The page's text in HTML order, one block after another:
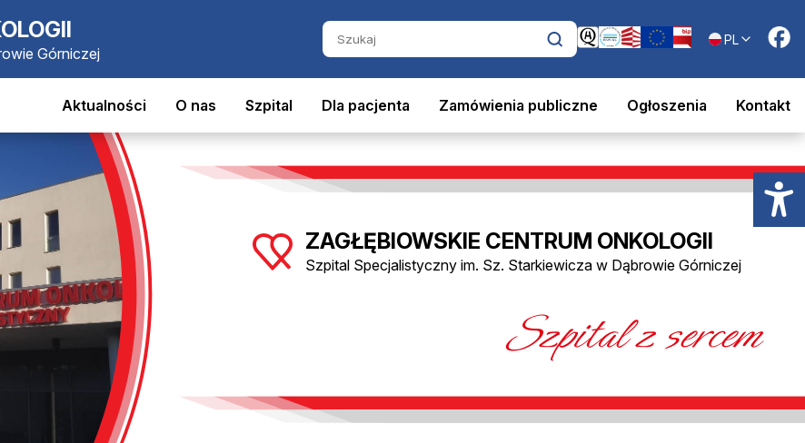
Górniczej
PL
Aktualności O nas Szpital Dla pacjenta Zamówienia publiczne Ogłoszenia Kontakt
ZAGŁĘBIOWSKIE CENTRUM ONKOLOGII
Szpital Specjalistyczny im. Sz. Starkiewicza w Dąbrowie Górniczej
Szpital z sercem